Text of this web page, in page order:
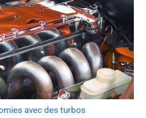
avec des turbos